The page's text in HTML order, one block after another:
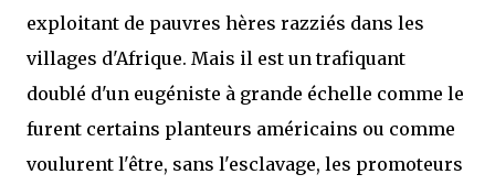
exploitant de pauvres hères razziés dans les
villages d'Afrique. Mais il est un trafiquant
doublé d'un eugéniste à grande échelle comme le
furent certains planteurs américains ou comme
voulurent l'être, sans l'esclavage, les promoteurs